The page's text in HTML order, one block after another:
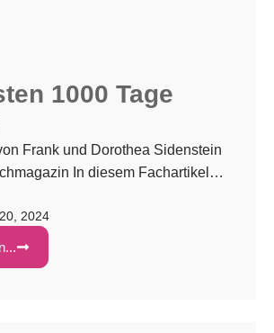
1000 Tage
Frank und Dorothea Sidenstein
In diesem Fachartikel
Fachzeitschrift für Pflege- und
beleuchten Dorothea und
die Ursachen und Folgen von
in der frühen Kindheit. Sie
2024